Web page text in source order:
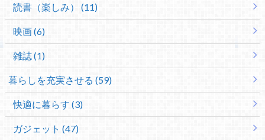
読書（楽しみ） (11)
映画 (6)
雑誌 (1)
暮らしを充実させる (59)
快適に暮らす (3)
ガジェット (47)